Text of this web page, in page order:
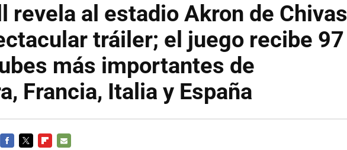
revela al estadio Akron de Chivas
tráiler; el juego recibe 97
más importantes de
Francia, Italia y España